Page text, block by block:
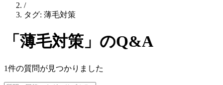
/
タグ: 薄毛対策
「 薄毛対策 」のQ&A
1件の質問が見つかりました